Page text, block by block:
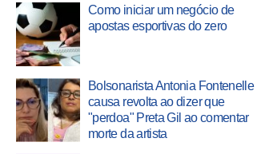
Como iniciar um negócio de
apostas esportivas do zero
Bolsonarista Antonia Fontenelle
causa revolta ao dizer que
"perdoa" Preta Gil ao comentar
morte da artista